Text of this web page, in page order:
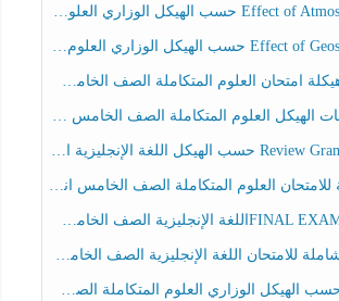
العلوم المتكاملة الصف الخامس عام الفصل الثالث
العلوم المتكاملة الصف الخامس انسبير الفصل الثالث
العلوم المتكاملة الصف الخامس انسبير الفصل الثالث
اللغة الإنجليزية الصف الخامس الفصل الثالث
الوزاري العلوم المتكاملة الصف الخامس عام الفصل الثالث